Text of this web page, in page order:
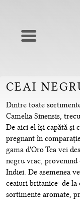
CEAI
Dintre toate
Camelia Sinensis,
De aici el își capătă și
pregnant în
gama d'Oro Tea vei
negru vrac, provenind
Indiei. De asemenea
ceaiuri britanice: de la
sortimente aromate,